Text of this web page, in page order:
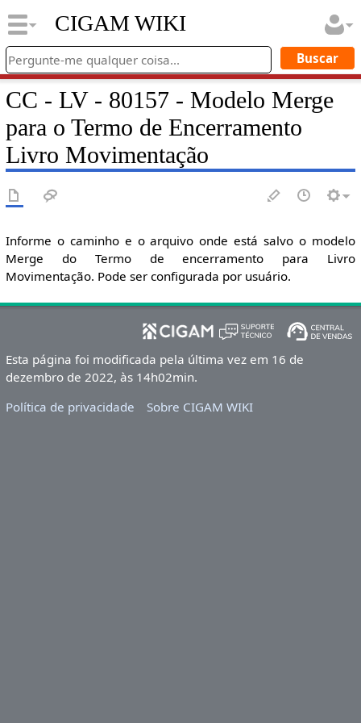
CIGAM WIKI
CC - LV - 80157 - Modelo Merge
para o Termo de Encerramento
Livro Movimentação
Informe o caminho e o arquivo onde está salvo o modelo
Merge do Termo de encerramento para Livro
Movimentação. Pode ser configurada por usuário.
Esta página foi modificada pela última vez em 16 de
dezembro de 2022, às 14h02min.
Política de privacidade
Sobre CIGAM WIKI